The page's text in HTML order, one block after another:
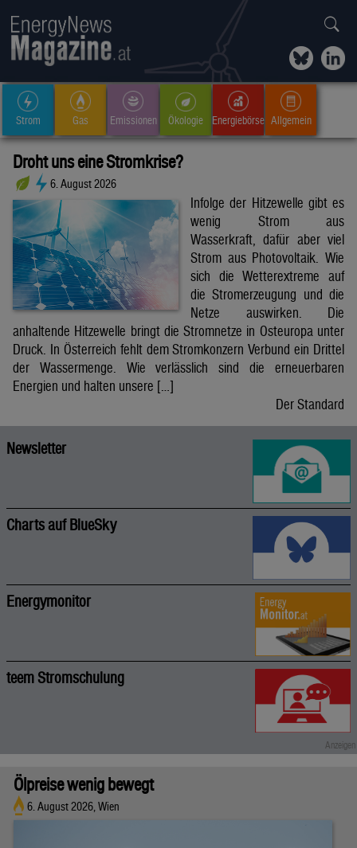
Strom Gas Emissionen Ökologie Energiebörse Allgemein
Droht uns eine Stromkrise?
6. August 2026
Infolge der Hitzewelle gibt es
wenig Strom aus
Wasserkraft, dafür aber viel
Strom aus Photovoltaik. Wie
sich die Wetterextreme auf
die Stromerzeugung und die
Netze auswirken. Die
anhaltende Hitzewelle bringt die Stromnetze in Osteuropa unter
Druck. In Österreich fehlt dem Stromkonzern Verbund ein Drittel
der Wassermenge. Wie verlässlich sind die erneuerbaren
Energien und halten unsere […]
Der Standard
Newsletter
Charts auf BlueSky
Energymonitor
teem Stromschulung
Ölpreise wenig bewegt
6. August 2026, Wien